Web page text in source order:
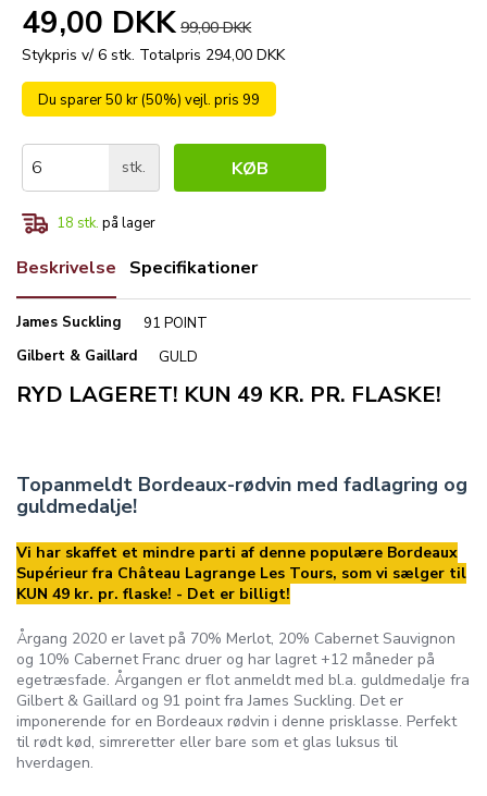
49,00 DKK 99,00 DKK
Stykpris v/ 6 stk. Totalpris 294,00 DKK
Du sparer 50 kr (50%) vejl. pris 99
stk. KØB
18 stk. på lager
Beskrivelse Specifikationer
James Suckling
91 POINT
Gilbert & Gaillard
GULD
RYD LAGERET! KUN 49 KR. PR. FLASKE!
Topanmeldt Bordeaux-rødvin med fadlagring og
guldmedalje!
Vi har skaffet et mindre parti af denne populære Bordeaux
Supérieur fra Château Lagrange Les Tours, som vi sælger til
KUN 49 kr. pr. flaske! - Det er billigt!
Årgang 2020 er lavet på 70% Merlot, 20% Cabernet Sauvignon
og 10% Cabernet Franc druer og har lagret +12 måneder på
egetræsfade. Årgangen er flot anmeldt med bl.a. guldmedalje fra
Gilbert & Gaillard og 91 point fra James Suckling. Det er
imponerende for en Bordeaux rødvin i denne prisklasse. Perfekt
til rødt kød, simreretter eller bare som et glas luksus til
hverdagen.